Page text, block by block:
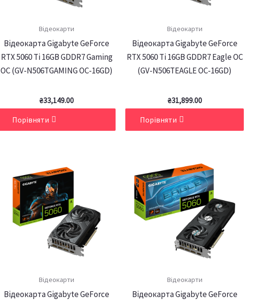
Відеокарти
Відеокарта Gigabyte GeForce
RTX 5060 Tі 16GB GDDR7 Gaming
OC (GV-N506TGAMING OC-16GD)
₴33,149.00
Порівняти
Відеокарти
Відеокарта Gigabyte GeForce
RTX 5060 Tі 16GB GDDR7 Eagle OC
(GV-N506TEAGLE OC-16GD)
₴31,899.00
Порівняти
Відеокарти
Відеокарта Gigabyte GeForce
Відеокарти
Відеокарта Gigabyte GeForce